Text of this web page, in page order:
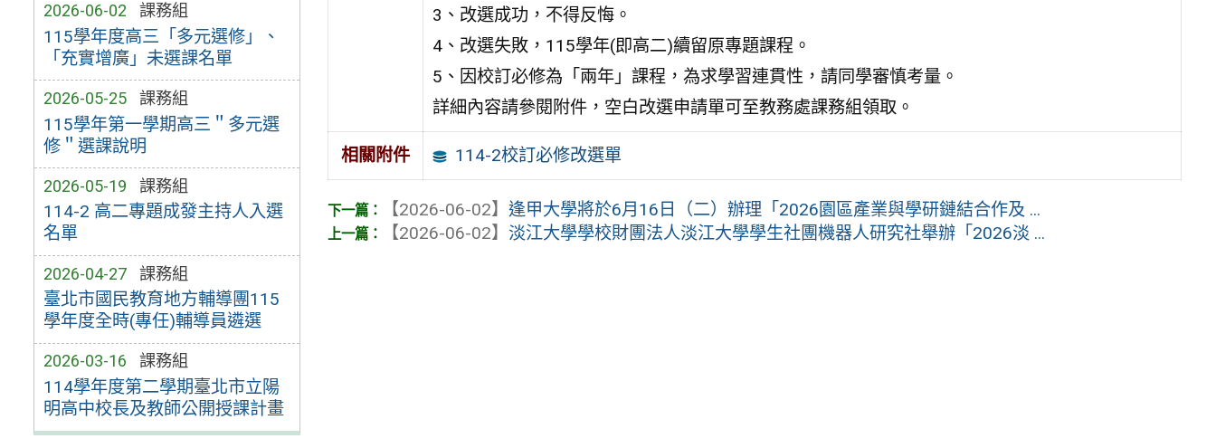
2026-06-02 課務組
115學年度高三「多元選修」、
「充實增廣」未選課名單
2026-05-25 課務組
115學年第一學期高三＂多元選
修＂選課說明
2026-05-19 課務組
114-2 高二專題成發主持人入選
名單
2026-04-27 課務組
臺北市國民教育地方輔導團115
學年度全時(專任)輔導員遴選
2026-03-16 課務組
114學年度第二學期臺北市立陽
明高中校長及教師公開授課計畫
3、改選成功，不得反悔。
4、改選失敗，115學年(即高二)續留原專題課程。
5、因校訂必修為「兩年」課程，為求學習連貫性，請同學審慎考量。
詳細內容請參閱附件，空白改選申請單可至教務處課務組領取。
相關附件 114-2校訂必修改選單
【2026-06-02】逢甲大學將於6月16日（二）辦理「2026園區產業與學研鏈結合作及 ...
【2026-06-02】 淡江大學學校財團法人淡江大學學生社團機器人研究社舉辦「2026淡 ...